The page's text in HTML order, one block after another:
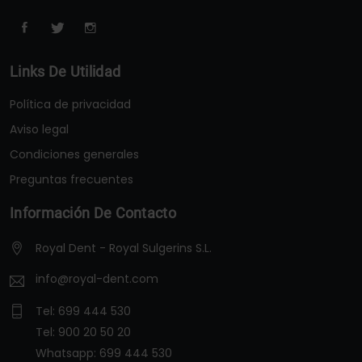
Links De Utilidad
Política de privacidad
Aviso legal
Condiciones generales
Preguntas frecuentes
Información De Contacto
Royal Dent - Royal Sulgerins S.L.
info@royal-dent.com
Tel: 699 444 530
Tel: 900 20 50 20
Whatsapp: 699 444 530